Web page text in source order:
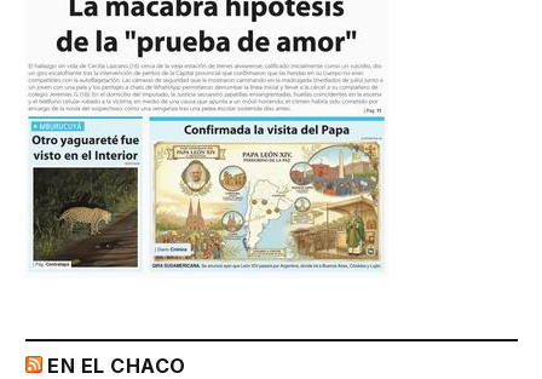
EN EL CHACO